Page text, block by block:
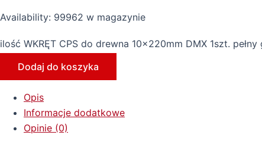
Availability: 99962 w magazynie
ilość WKRĘT CPS do drewna 10x220mm DMX 1szt. pełny
Dodaj do koszyka
Opis
Informacje dodatkowe
Opinie (0)